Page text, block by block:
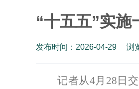
“十五五”实施
发布时间：2026-04-29 浏
记者从4月28日